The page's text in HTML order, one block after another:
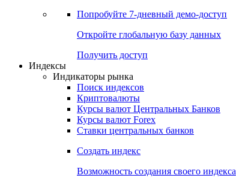
Попробуйте 7-дневный демо-доступ
Откройте глобальную базу данных
Получить доступ
Индексы
Индикаторы рынка
Поиск индексов
Криптовалюты
Курсы валют Центральных Банков
Курсы валют Forex
Ставки центральных банков
Создать индекс
Возможность создания своего индекса